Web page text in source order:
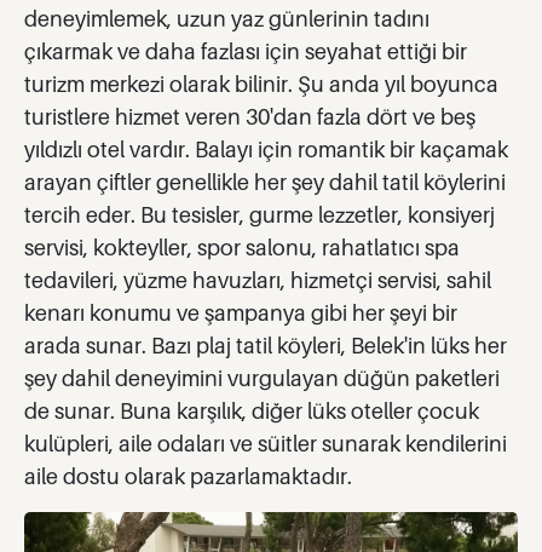
deneyimlemek, uzun yaz günlerinin tadını
çıkarmak ve daha fazlası için seyahat ettiği bir
turizm merkezi olarak bilinir. Şu anda yıl boyunca
turistlere hizmet veren 30'dan fazla dört ve beş
yıldızlı otel vardır. Balayı için romantik bir kaçamak
arayan çiftler genellikle her şey dahil tatil köylerini
tercih eder. Bu tesisler, gurme lezzetler, konsiyerj
servisi, kokteyller, spor salonu, rahatlatıcı spa
tedavileri, yüzme havuzları, hizmetçi servisi, sahil
kenarı konumu ve şampanya gibi her şeyi bir
arada sunar. Bazı plaj tatil köyleri, Belek'in lüks her
şey dahil deneyimini vurgulayan düğün paketleri
de sunar. Buna karşılık, diğer lüks oteller çocuk
kulüpleri, aile odaları ve süitler sunarak kendilerini
aile dostu olarak pazarlamaktadır.